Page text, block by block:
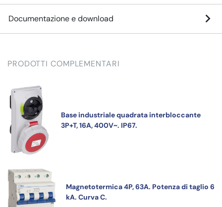
Documentazione e download
PRODOTTI COMPLEMENTARI
Base industriale quadrata interbloccante
3P+T, 16A, 400V~. IP67.
Magnetotermica 4P, 63A. Potenza di taglio 6
kA. Curva C.